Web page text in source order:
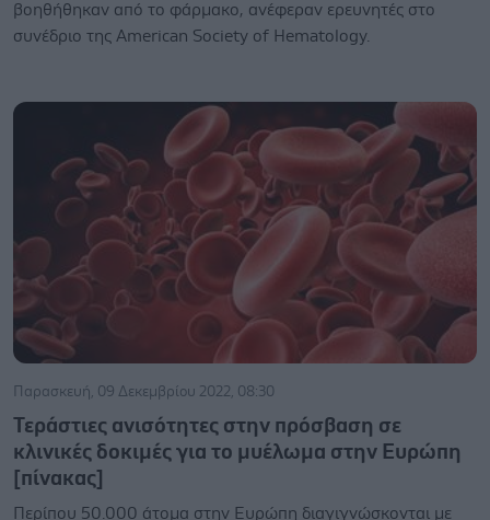
βοηθήθηκαν από το φάρμακο, ανέφεραν ερευνητές στο
συνέδριο της American Society of Hematology.
Παρασκευή, 09 Δεκεμβρίου 2022, 08:30
Τεράστιες ανισότητες στην πρόσβαση σε
κλινικές δοκιμές για το μυέλωμα στην Ευρώπη
[πίνακας]
Περίπου 50.000 άτομα στην Ευρώπη διαγιγνώσκονται με